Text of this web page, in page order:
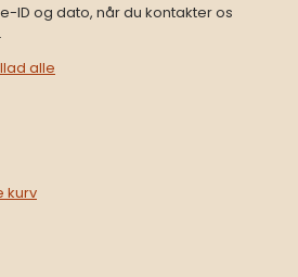
ID og dato, når du kontakter os
alle
kurv